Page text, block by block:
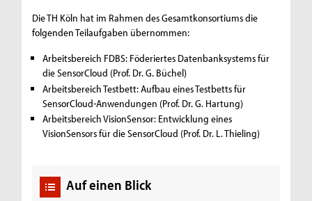
Die TH Köln hat im Rahmen des Gesamtkonsortiums die
folgenden Teilaufgaben übernommen:
Arbeitsbereich FDBS: Föderiertes Datenbanksystems für
die SensorCloud (Prof. Dr. G. Büchel)
Arbeitsbereich Testbett: Aufbau eines Testbetts für
SensorCloud-Anwendungen (Prof. Dr. G. Hartung)
Arbeitsbereich VisionSensor: Entwicklung eines
VisionSensors für die SensorCloud (Prof. Dr. L. Thieling)
Auf einen Blick